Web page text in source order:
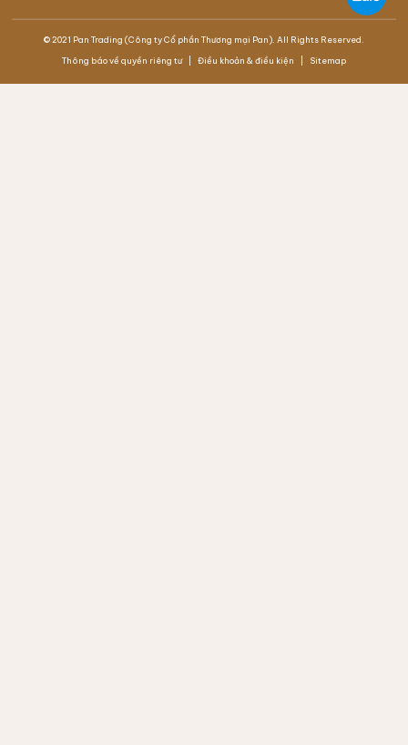
© 2021 Pan Trading (Công ty Cổ phần Thương mại Pan). All Rights Reserved.
Thông báo về quyền riêng tư Điều khoản & điều kiện Sitemap